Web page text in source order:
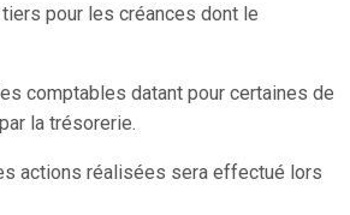
pour les créances dont le
comptables datant pour certaines de
la trésorerie.
actions réalisées sera effectué lors